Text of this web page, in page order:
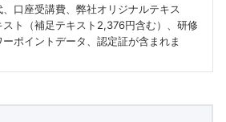
口座受講費、弊社オリジナルテキス
スト（補足テキスト2,376円含む）、研修
ポイントデータ、認定証が含まれま